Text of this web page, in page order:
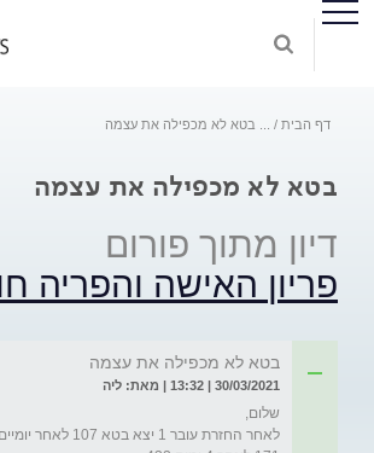
דף הבית בטא לא מכפילה את עצמה
בטא לא מכפילה את עצמה
דיון מתוך פורום
פריון האישה והפריה
בטא לא מכפילה את עצמה
30/03/2021 | 13:32 | מאת: ליה